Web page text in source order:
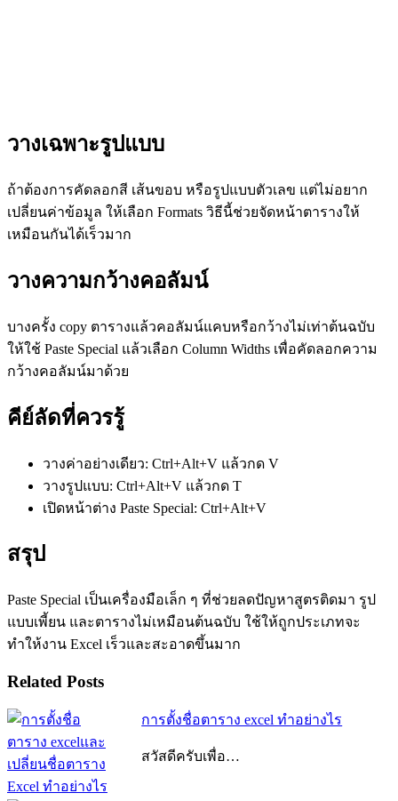
วางเฉพาะรูปแบบ
ถ้าต้องการคัดลอกสี เส้นขอบ หรือรูปแบบตัวเลข แต่ไม่อยาก
เปลี่ยนค่าข้อมูล ให้เลือก Formats วิธีนี้ช่วยจัดหน้าตารางให้
เหมือนกันได้เร็วมาก
วางความกว้างคอลัมน์
บางครั้ง copy ตารางแล้วคอลัมน์แคบหรือกว้างไม่เท่าต้นฉบับ
ให้ใช้ Paste Special แล้วเลือก Column Widths เพื่อคัดลอกความ
กว้างคอลัมน์มาด้วย
คีย์ลัดที่ควรรู้
วางค่าอย่างเดียว: Ctrl+Alt+V แล้วกด V
วางรูปแบบ: Ctrl+Alt+V แล้วกด T
เปิดหน้าต่าง Paste Special: Ctrl+Alt+V
สรุป
Paste Special เป็นเครื่องมือเล็ก ๆ ที่ช่วยลดปัญหาสูตรติดมา รูป
แบบเพี้ยน และตารางไม่เหมือนต้นฉบับ ใช้ให้ถูกประเภทจะ
ทำให้งาน Excel เร็วและสะอาดขึ้นมาก
Related Posts
การตั้งชื่อตาราง excel ทำอย่างไร
สวัสดีครับเพื่อ…